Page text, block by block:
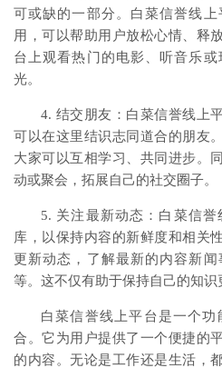
可或缺的一部分。白菜信誉线
用，可以帮助用户放松心情、释
台上观看热门的电影、听音乐
光。
4. 结交朋友：白菜信誉线上
可以在这里结识志同道合的朋友
大家可以互相学习、共同进步。
动或聚会，拓展自己的社交圈子。
5. 关注最新动态：白菜信
库，以保持内容的新鲜度和相关
更新动态，了解最新的内容新
等。这不仅有助于保持自己的知识
白菜信誉线上平台是一个
合。它为用户提供了一个便捷的
的内容。无论是工作还是生活，